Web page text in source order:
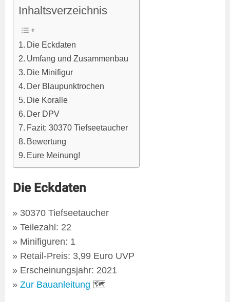
Inhaltsverzeichnis
Die Eckdaten
Umfang und Zusammenbau
Die Minifigur
Der Blaupunktrochen
Die Koralle
Der DPV
Fazit: 30370 Tiefseetaucher
Bewertung
Eure Meinung!
Die Eckdaten
30370 Tiefseetaucher
Teilezahl: 22
Minifiguren: 1
Retail-Preis: 3,99 Euro UVP
Erscheinungsjahr: 2021
Zur Bauanleitung 🗺